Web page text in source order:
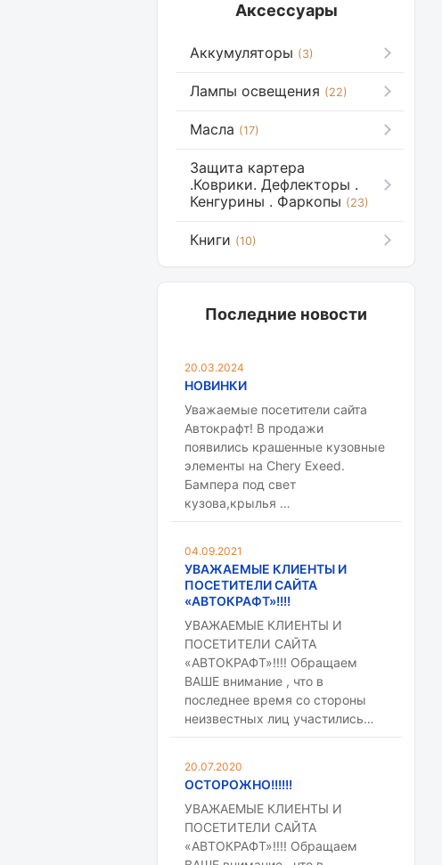
Аксессуары
Аккумуляторы (3)
Лампы освещения (22)
Масла (17)
Защита картера
.Коврики. Дефлекторы .
Кенгурины . Фаркопы (23)
Книги (10)
Последние новости
20.03.2024
НОВИНКИ
Уважаемые посетители сайта
Автокрафт! В продажи
появились крашенные кузовные
элементы на Chery Exeed.
Бампера под свет
кузова,крылья …
04.09.2021
УВАЖАЕМЫЕ КЛИЕНТЫ И
ПОСЕТИТЕЛИ САЙТА
«АВТОКРАФТ»!!!!
УВАЖАЕМЫЕ КЛИЕНТЫ И
ПОСЕТИТЕЛИ САЙТА
«АВТОКРАФТ»!!!! Обращаем
ВАШЕ внимание , что в
последнее время со стороны
неизвестных лиц участились…
20.07.2020
ОСТОРОЖНО!!!!!!
УВАЖАЕМЫЕ КЛИЕНТЫ И
ПОСЕТИТЕЛИ САЙТА
«АВТОКРАФТ»!!!! Обращаем